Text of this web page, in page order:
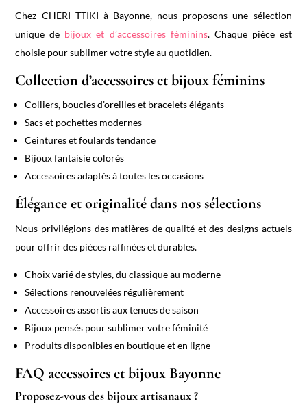
Chez CHERI TTIKI à Bayonne, nous proposons une sélection
unique de bijoux et d’accessoires féminins. Chaque pièce est
choisie pour sublimer votre style au quotidien.
Collection d’accessoires et bijoux féminins
Colliers, boucles d’oreilles et bracelets élégants
Sacs et pochettes modernes
Ceintures et foulards tendance
Bijoux fantaisie colorés
Accessoires adaptés à toutes les occasions
Élégance et originalité dans nos sélections
Nous privilégions des matières de qualité et des designs actuels
pour offrir des pièces raffinées et durables.
Choix varié de styles, du classique au moderne
Sélections renouvelées régulièrement
Accessoires assortis aux tenues de saison
Bijoux pensés pour sublimer votre féminité
Produits disponibles en boutique et en ligne
FAQ accessoires et bijoux Bayonne
Proposez-vous des bijoux artisanaux ?